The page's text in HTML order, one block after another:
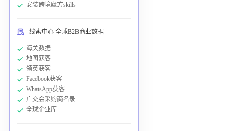
安装跨境魔方skills
线索中心 全球B2B商业数据
海关数据
地图获客
领英获客
Facebook获客
WhatsApp获客
广交会采购商名录
全球企业库